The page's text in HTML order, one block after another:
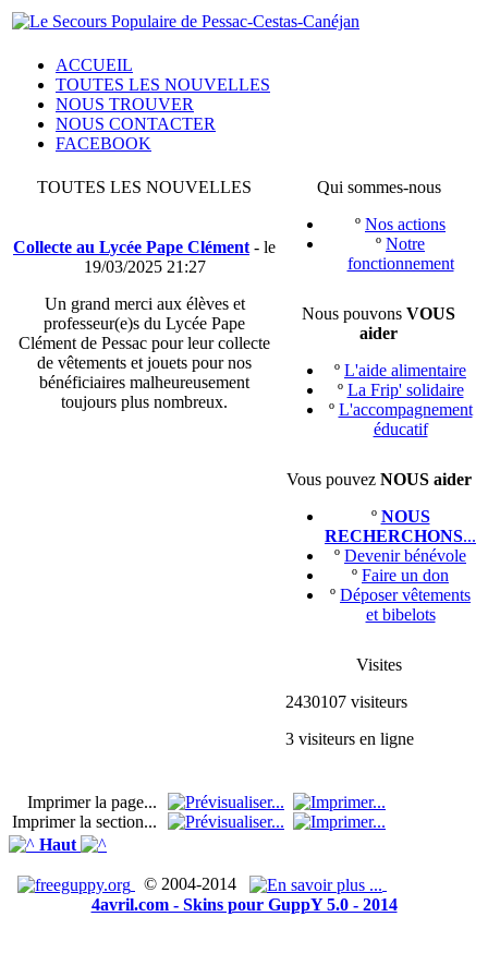
ACCUEIL
TOUTES LES NOUVELLES
NOUS TROUVER
NOUS CONTACTER
FACEBOOK
TOUTES LES NOUVELLES
Collecte au Lycée Pape Clément - le
19/03/2025 21:27
Un grand merci aux élèves et
professeur(e)s du Lycée Pape
Clément de Pessac pour leur collecte
de vêtements et jouets pour nos
bénéficiaires malheureusement
toujours plus nombreux.
Qui sommes-nous
º Nos actions
º Notre
fonctionnement
Nous pouvons VOUS
aider
º L'aide alimentaire
º La Frip' solidaire
º L'accompagnement
éducatif
Vous pouvez NOUS aider
º NOUS
RECHERCHONS...
º Devenir bénévole
º Faire un don
º Déposer vêtements
et bibelots
Visites
2430107 visiteurs
3 visiteurs en ligne
Imprimer la page...
Imprimer la section...
Haut
© 2004-2014
4avril.com - Skins pour GuppY 5.0 - 2014